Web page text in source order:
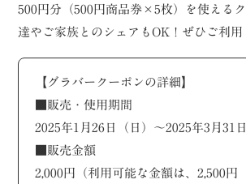
500円分（500円商品券×5枚）を使える
達やご家族とのシェアもOK！ぜひご利用
【グラバークーポンの詳細】
■販売・使用期間
2025年1月26日（日）〜2025年3月31日
■販売金額
2,000円（利用可能な金額は、2,500円